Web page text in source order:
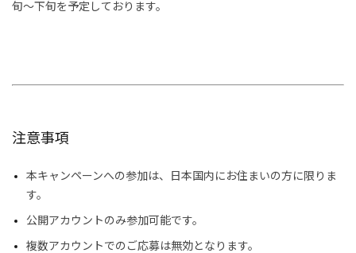
旬〜下旬を予定しております。
注意事項
本キャンペーンへの参加は、日本国内にお住まいの方に限りま
す。
公開アカウントのみ参加可能です。
複数アカウントでのご応募は無効となります。